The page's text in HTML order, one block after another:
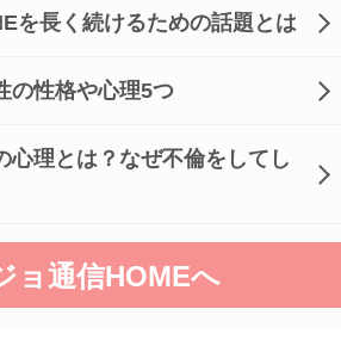
を長く続けるための話題とは
の性格や心理5つ
心理とは？なぜ不倫をしてし
ョ通信HOMEへ